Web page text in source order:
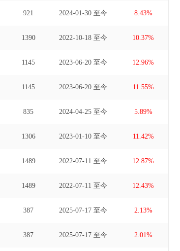
921 2024-01-30 至今 8.43%
1390 2022-10-18 至今 10.37%
1145 2023-06-20 至今 12.96%
1145 2023-06-20 至今 11.55%
835 2024-04-25 至今 5.89%
1306 2023-01-10 至今 11.42%
1489 2022-07-11 至今 12.87%
1489 2022-07-11 至今 12.43%
387 2025-07-17 至今 2.13%
387 2025-07-17 至今 2.01%